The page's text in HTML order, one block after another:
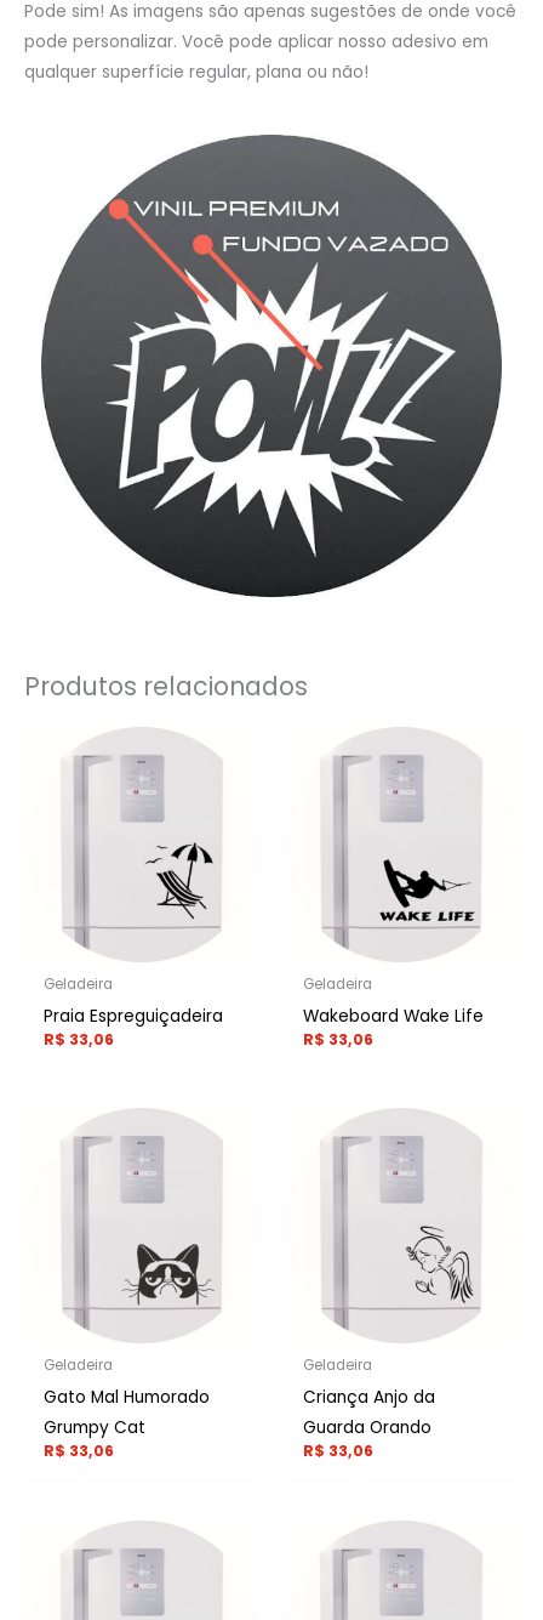
Pode sim! As imagens são apenas sugestões de onde você
pode personalizar. Você pode aplicar nosso adesivo em
qualquer superfície regular, plana ou não!
Produtos relacionados
Geladeira
Praia Espreguiçadeira
R$ 33,06
Geladeira
Wakeboard Wake Life
R$ 33,06
Geladeira
Gato Mal Humorado
Grumpy Cat
R$ 33,06
Geladeira
Criança Anjo da
Guarda Orando
R$ 33,06